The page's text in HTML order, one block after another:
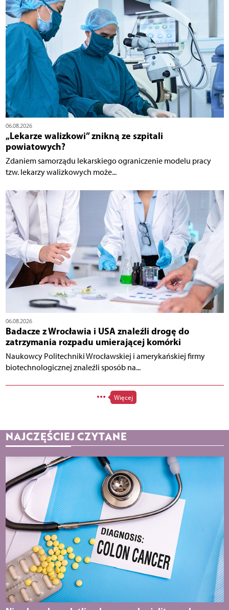
06.08.2026
„Lekarze walizkowi” znikną ze szpitali
powiatowych?
Zdaniem samorządu lekarskiego ograniczenie modelu pracy
tzw. lekarzy walizkowych może...
06.08.2026
Badacze z Wrocławia i USA znaleźli drogę do
zatrzymania rozpadu umierającej komórki
Naukowcy Politechniki Wrocławskiej i amerykańskiej firmy
biotechnologicznej znaleźli sposób na...
Więcej
NAJCZĘŚCIEJ CZYTANE